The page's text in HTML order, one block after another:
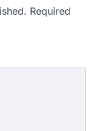
Required